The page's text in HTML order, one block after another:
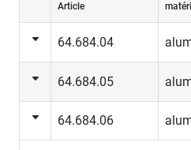
Article
64.684.04
64.684.05
64.684.06